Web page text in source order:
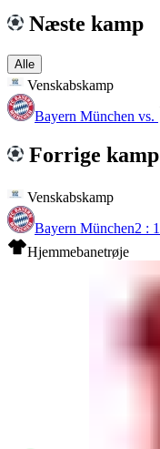
Næste kamp
Alle
Venskabskamp
Bayern München vs.
Forrige kamp
Venskabskamp
Bayern München2 : 1
Hjemmebanetrøje